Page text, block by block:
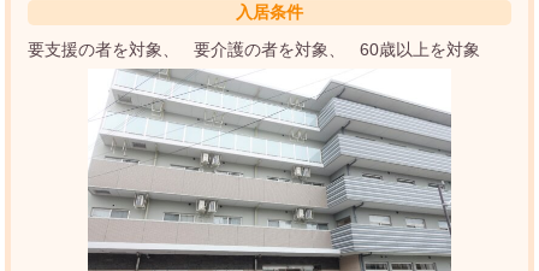
入居条件
要支援の者を対象
要介護の者を対象 60歳以上を対象